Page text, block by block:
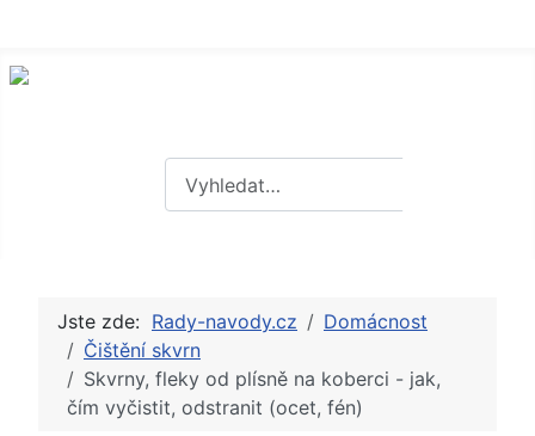
Jste zde: Rady-navody.cz
Domácnost
Čištění skvrn
Skvrny, fleky od plísně na koberci - jak,
čím vyčistit, odstranit (ocet, fén)